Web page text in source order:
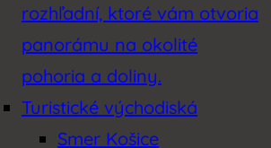
rozhľadní, ktoré vám otvoria
panorámu na okolité
pohoria a doliny.
Turistické východiská
Smer Košice